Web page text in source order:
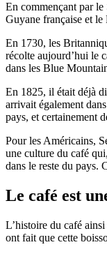
En commençant par
Guyane française et le
En 1730, les
récolte aujourd’hui le
dans les Blue
En 1825, il était déjà
arrivait également
pays, et certainement
Pour les Américains,
une culture du café
dans le reste du pays.
Le café est
L’histoire du café
ont fait que cette